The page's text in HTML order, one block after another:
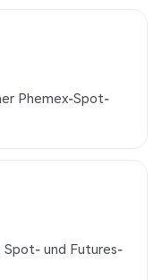
Phemex-Spot-
Spot- und Futures-